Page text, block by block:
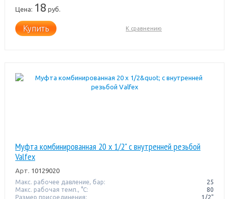
Цена: 18 руб.
Купить К сравнению
Муфта комбинированная 20 x 1/2" с внутренней резьбой
Valfex
Арт. 10129020
Макс. рабочее давление, бар:
25
Макс. рабочая темп., °С:
80
Размер присоединения:
1/2"